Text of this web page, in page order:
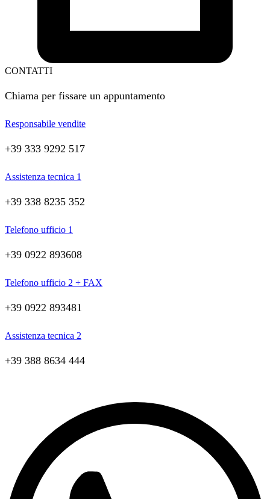
CONTATTI
Chiama per fissare un appuntamento
Responsabile vendite
+39 333 9292 517
Assistenza tecnica 1
+39 338 8235 352
Telefono ufficio 1
+39 0922 893608
Telefono ufficio 2 + FAX
+39 0922 893481
Assistenza tecnica 2
+39 388 8634 444